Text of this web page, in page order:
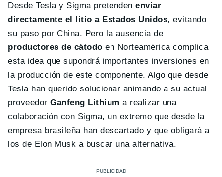
Desde Tesla y Sigma pretenden enviar
directamente el litio a Estados Unidos, evitando
su paso por China. Pero la ausencia de
productores de cátodo en Norteamérica complica
esta idea que supondrá importantes inversiones en
la producción de este componente. Algo que desde
Tesla han querido solucionar animando a su actual
proveedorGanfeng Lithium a realizar una
colaboración con Sigma, un extremo que desde la
empresa brasileña han descartado y que obligará a
los de Elon Musk a buscar una alternativa.